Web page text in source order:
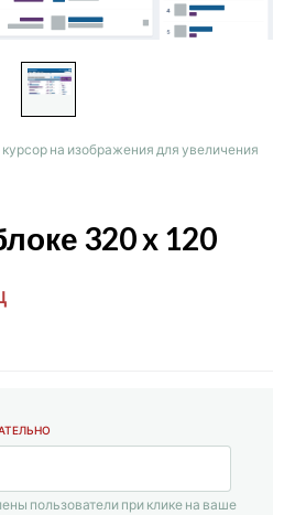
на изображения для увеличения
320 x 120
пользователи при клике на ваше